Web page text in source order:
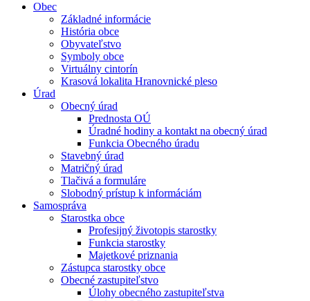
Obec
Základné informácie
História obce
Obyvateľstvo
Symboly obce
Virtuálny cintorín
Krasová lokalita Hranovnické pleso
Úrad
Obecný úrad
Prednosta OÚ
Úradné hodiny a kontakt na obecný úrad
Funkcia Obecného úradu
Stavebný úrad
Matričný úrad
Tlačivá a formuláre
Slobodný prístup k informáciám
Samospráva
Starostka obce
Profesijný životopis starostky
Funkcia starostky
Majetkové priznania
Zástupca starostky obce
Obecné zastupiteľstvo
Úlohy obecného zastupiteľstva